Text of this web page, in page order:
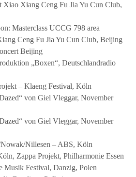
Xiao Xiang Ceng Fu Jia Yu Cun Club,
Masterclass UCCG 798 area
Ceng Fu Jia Yu Cun Club, Beijing
Beijing
„Boxen“, Deutschlandradio
– Klaeng Festival, Köln
von Giel Vleggar, November
von Giel Vleggar, November
Nillesen – ABS, Köln
Zappa Projekt, Philharmonie Essen
Musik Festival, Danzig, Polen